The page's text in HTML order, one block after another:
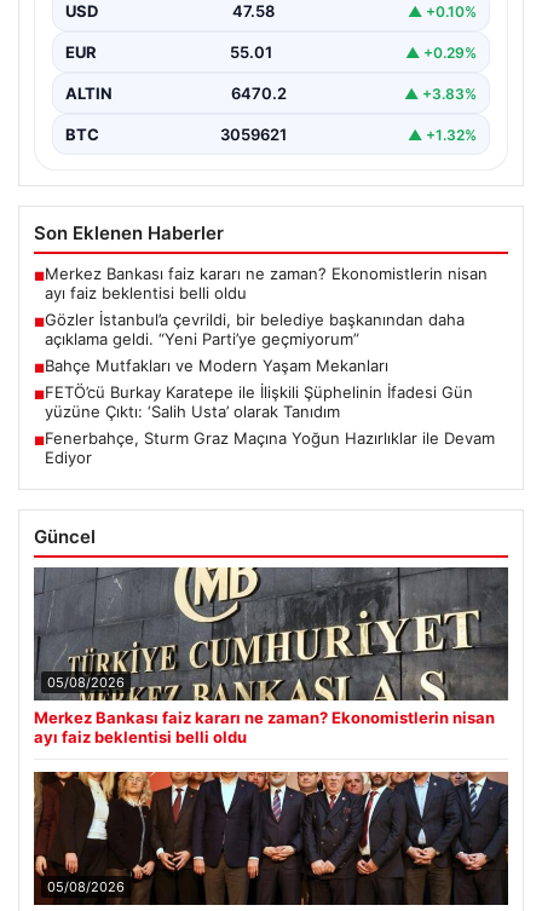
{"title": "İstanbul'da Siyasi Gelişmeler ve Belediye
dönemde yaşanan siyasi…
USD 47.58 ▲ +0.10%
EUR 55.01 ▲ +0.29%
ALTIN 6470.2 ▲ +3.83%
BTC 3059621 ▲ +1.32%
Son Eklenen Haberler
■Merkez Bankası faiz kararı ne zaman? Ekonomistlerin nisan
ayı faiz beklentisi belli oldu
■Gözler İstanbul’a çevrildi, bir belediye başkanından daha
açıklama geldi. “Yeni Parti’ye geçmiyorum”
■Bahçe Mutfakları ve Modern Yaşam Mekanları
■FETÖ’cü Burkay Karatepe ile İlişkili Şüphelinin İfadesi Gün
yüzüne Çıktı: ‘Salih Usta’ olarak Tanıdım
■Fenerbahçe, Sturm Graz Maçına Yoğun Hazırlıklar ile Devam
Ediyor
Güncel
05/08/2026
Merkez Bankası faiz kararı ne zaman? Ekonomistlerin nisan
ayı faiz beklentisi belli oldu
05/08/2026